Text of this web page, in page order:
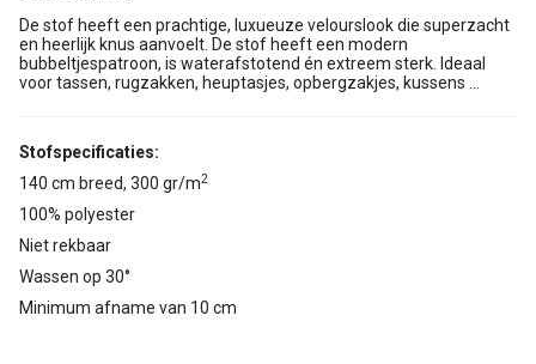
De stof heeft een prachtige, luxueuze velourslook die superzacht
en heerlijk knus aanvoelt. De stof heeft een modern
bubbeltjespatroon, is waterafstotend én extreem sterk. Ideaal
voor tassen, rugzakken, heuptasjes, opbergzakjes, kussens ...
Stofspecificaties:
140 cm breed, 300 gr/m2
100% polyester
Niet rekbaar
Wassen op 30°
Minimum afname van 10 cm